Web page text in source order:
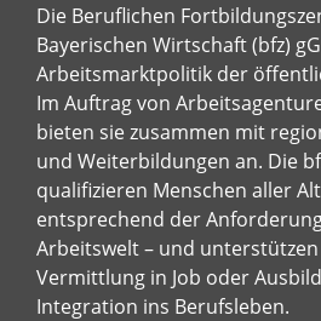
Die Beruflichen
Bayerischen Wirtschaft (bfz)
Arbeitsmarktpolitik der
Im Auftrag von
bieten sie zusammen mit
und Weiterbildungen an. Die
qualifizieren Menschen aller
entsprechend der
Arbeitswelt – und
Vermittlung in Job oder
Integration ins Berufsleben.